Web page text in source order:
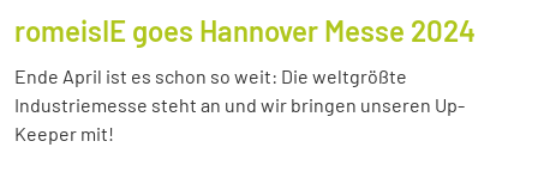
romeisIE goes Hannover Messe 2024
Ende April ist es schon so weit: Die weltgrößte
Industriemesse steht an und wir bringen unseren Up-
Keeper mit!